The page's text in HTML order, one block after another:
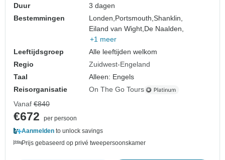
Duur
3 dagen
Bestemmingen
Londen, Portsmouth,Shanklin,
Eiland van Wight, De Naalden,
+1 meer
Leeftijdsgroep
Alle leeftijden welkom
Regio
Zuidwest-Engeland
Taal
Alleen: Engels
Reisorganisatie
On The Go Tours
Vanaf €840
€672
per persoon
Aanmelden to unlock savings
Prijs gebaseerd op privé tweepersoonskamer